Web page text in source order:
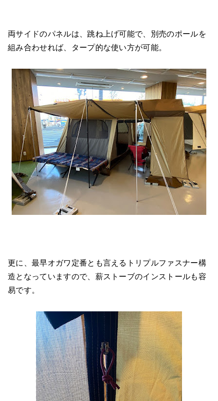
両サイドのパネルは、跳ね上げ可能で、別売のポールを
組み合わせれば、タープ的な使い方が可能。
更に、最早オガワ定番とも言えるトリプルファスナー構
造となっていますので、薪ストーブのインストールも容
易です。